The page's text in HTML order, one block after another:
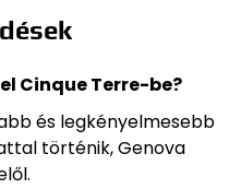
Cinque Terre-be?
és legkényelmesebb
történik, Genova